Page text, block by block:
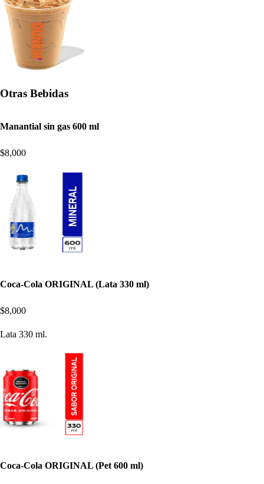
Otras Bebidas
Manantial sin gas 600 ml
$8,000
Coca-Cola ORIGINAL (Lata 330 ml)
$8,000
Lata 330 ml.
Coca-Cola ORIGINAL (Pet 600 ml)